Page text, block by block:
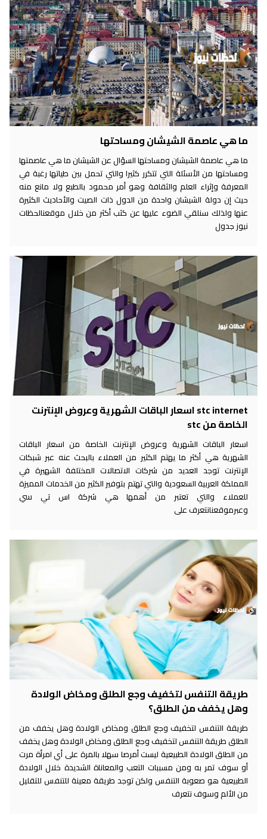
ما هي عاصمة الشيشان ومساحتها
ما هي عاصمة الشيشان ومساحتها السؤال عن الشيشان ما هي عاصمتها
ومساحتها من الأسئلة التي تتكرر كثيرا والتي تحمل بين طياتها رغبة في
المعرفة وإثراء العلم والثقافة وهو أمر محمود بالطبع ولا مانع منه
حيث إن دولة الشيشان واحدة من الدول ذات الصيت والأحاديث الكثيرة
عنها ولذلك سنلقي الضوء عليها عن كثب أكثر من خلال موقعنالحظات
نيوز جدول
stc internet اسعار الباقات الشهرية وعروض الإنترنت
الخاصة من stc
اسعار الباقات الشهرية وعروض الإنترنت الخاصة من اسعار الباقات
الشهرية هي أكثر ما يهتم الكثير من العملاء بالبحث عنه عبر شبكات
الإنترنت توجد العديد من شركات الاتصالات المختلفة الشهيرة في
المملكة العربية السعودية والتي تهتم بتوفير الكثير من الخدمات المميزة
للعملاء والتي تعتبر من أهمها هي شركة اس تي سي
وعبرموقعنانتعرف على
طريقة التنفس لتخفيف وجع الطلق ومخاض الولادة
وهل يخفف من الطلق؟
طريقة التنفس لتخفيف وجع الطلق ومخاض الولادة وهل يخفف من
الطلق طريقة التنفس لتخفيف وجع الطلق ومخاض الولادة وهل يخفف
من الطلق الولادة الطبيعية ليست أمرصا سهلا بالمرة على أي امرأة مرت
أو سوف تمر به ومن مسببات التعب والمعاناة الشديدة خلال الولادة
الطبيعية هو صعوبة التنفس ولكن توجد طريقة معينة للتنفس للتقليل
من الألم وسوف نتعرف